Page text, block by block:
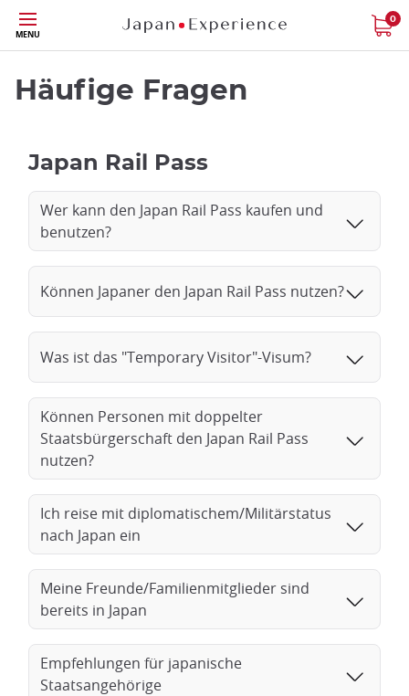
Größe
MENU
0
Häufige Fragen
Japan Rail Pass
Wer kann den Japan Rail Pass kaufen und
benutzen?
Können Japaner den Japan Rail Pass nutzen?
Was ist das "Temporary Visitor"-Visum?
Können Personen mit doppelter
Staatsbürgerschaft den Japan Rail Pass
nutzen?
Ich reise mit diplomatischem/Militärstatus
nach Japan ein
Meine Freunde/Familienmitglieder sind
bereits in Japan
Empfehlungen für japanische
Staatsangehörige